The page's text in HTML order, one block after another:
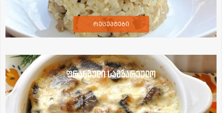
რეცეპტები
ფრანგული სამზარეულო